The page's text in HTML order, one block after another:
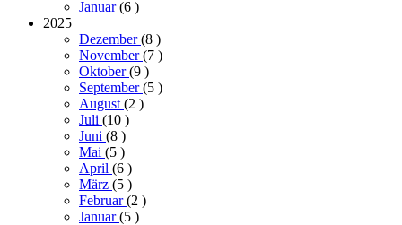
Januar(6 )
2025
Dezember(8 )
November(7 )
Oktober(9 )
September(5 )
August(2 )
Juli (10 )
Juni (8 )
Mai (5 )
April (6 )
März (5 )
Februar(2 )
Januar(5 )